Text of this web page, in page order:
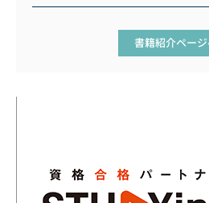
書籍紹介ページ